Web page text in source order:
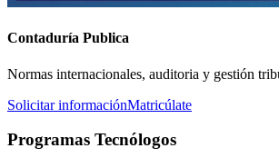
Contaduría Publica
Normas internacionales, auditoria y gestión
Solicitar informaciónMatricúlate
Programas Tecnólogos